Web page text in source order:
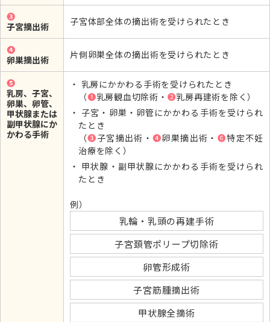
➌
子宮摘出術
子宮体部全体の摘出術を受けられたとき
➍
卵巣摘出術
片側卵巣全体の摘出術を受けられたとき
➎
乳房、子宮、
卵巣、卵管、
甲状腺または
副甲状腺にか
かわる手術
乳房にかかわる手術を受けられたとき
（➊乳房観血切除術・ ➋乳房再建術を除く）
子宮・卵巣・卵管にかかわる手術を受けられ
たとき
（➌子宮摘出術・➍卵巣摘出術・ ❻特定不妊
治療を除く）
甲状腺・副甲状腺にかかわる手術を受けられ
たとき
例）
乳輪・乳頭の再建手術
子宮頚管ポリープ切除術
卵管形成術
子宮筋腫摘出術
甲状腺全摘術